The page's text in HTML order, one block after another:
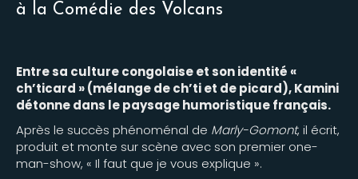
à la Comédie des Volcans
Entre sa culture congolaise et son identité «
ch’ticard » (mélange de ch’ti et de picard), Kamini
détonne dans le paysage humoristique français.
Après le succès phénoménal de Marly-Gomont, il écrit,
produit et monte sur scène avec son premier one-
man-show, « Il faut que je vous explique ».